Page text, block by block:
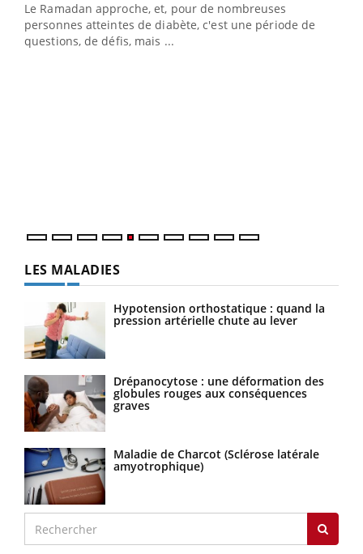
Le Ramadan approche, et, pour de nombreuses
personnes atteintes de diabète, c'est une période de
questions, de défis, mais ...
LES MALADIES
Hypotension orthostatique : quand la
pression artérielle chute au lever
Drépanocytose : une déformation des
globules rouges aux conséquences
graves
Maladie de Charcot (Sclérose latérale
amyotrophique)